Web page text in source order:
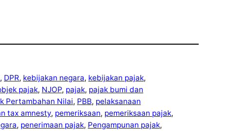
, DPR, kebijakan negara, kebijakan pajak
pajak, NJOP, pajak, pajak bumi dan
Pertambahan Nilai, PBB, pelaksanaan
tax amnesty, pemeriksaan, pemeriksaan pajak
, penerimaan pajak, Pengampunan pajak